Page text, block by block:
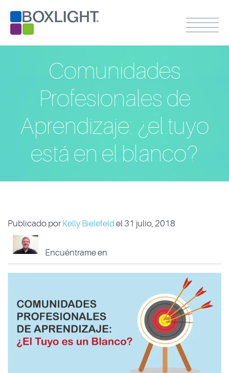
Comunidades
Profesionales de
Aprendizaje: ¿el tuyo
está en el blanco?
Publicado por Kelly Bielefeld el 31 julio, 2018
Encuéntrame en